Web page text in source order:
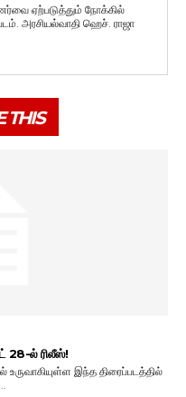
ஏற்படுத்தும் நோக்கில்
அரசியல்வாதி ஹெச். ராஜா
THIS
28-ல் ரிலீஸ்!
இந்த திரைப்படத்தில்